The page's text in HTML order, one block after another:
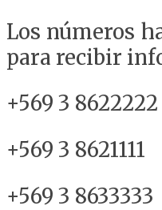
Los números
para recibir
+569 3 8622222
+569 3 8621111
+569 3 8633333